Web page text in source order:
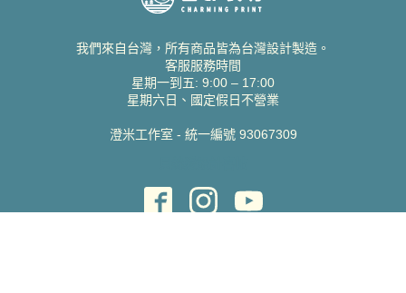
我們來自台灣，所有商品皆為台灣設計製造。
客服服務時間
星期一到五: 9:00 – 17:00
星期六日、國定假日不營業
澄米工作室 - 統一編號 93067309